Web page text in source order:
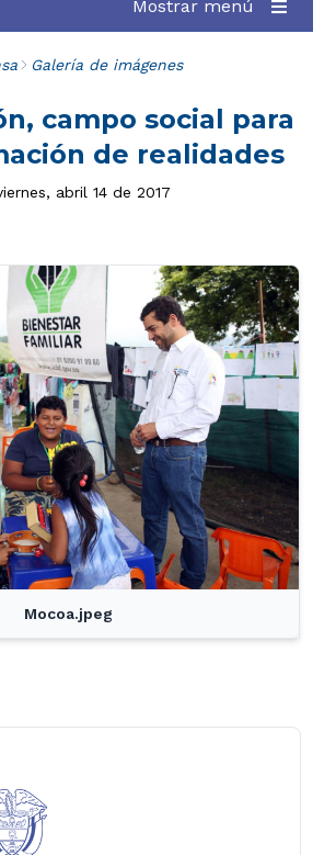
Mostrar menú
Galería de imágenes
campo social para
de realidades
abril 14 de 2017
Mocoa.jpeg